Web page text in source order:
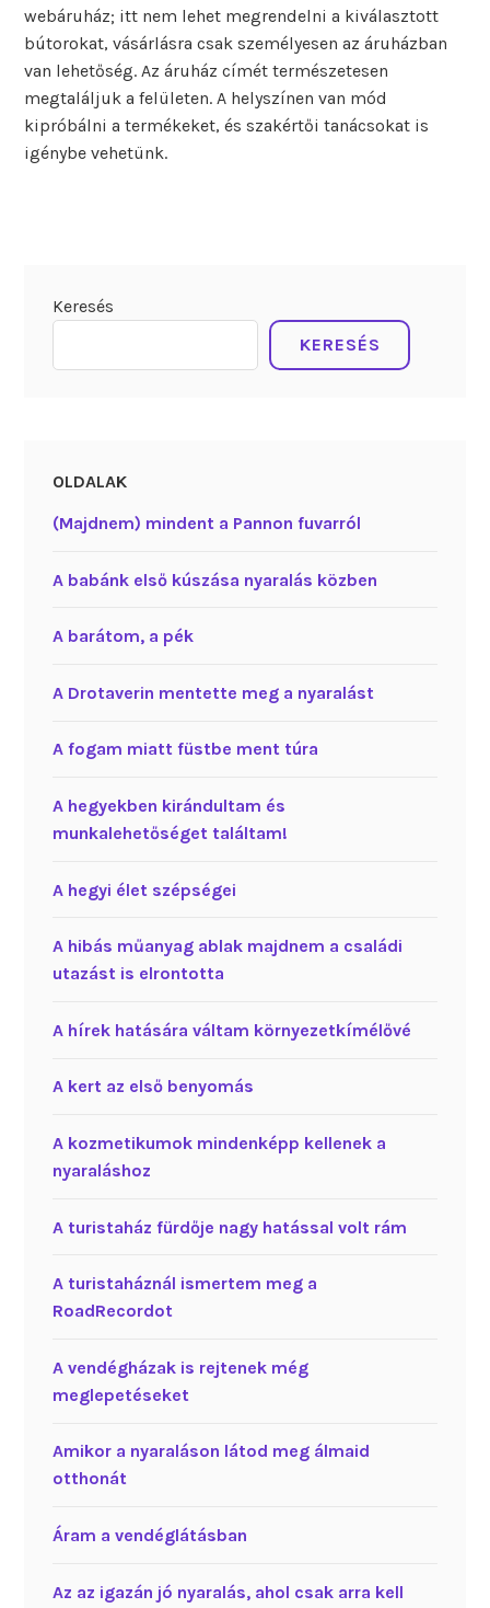
webáruház; itt nem lehet megrendelni a kiválasztott
bútorokat, vásárlásra csak személyesen az áruházban
van lehetőség. Az áruház címét természetesen
megtaláljuk a felületen. A helyszínen van mód
kipróbálni a termékeket, és szakértői tanácsokat is
igénybe vehetünk.
Keresés
KERESÉS
OLDALAK
(Majdnem) mindent a Pannon fuvarról
A babánk első kúszása nyaralás közben
A barátom, a pék
A Drotaverin mentette meg a nyaralást
A fogam miatt füstbe ment túra
A hegyekben kirándultam és
munkalehetőséget találtam!
A hegyi élet szépségei
A hibás műanyag ablak majdnem a családi
utazást is elrontotta
A hírek hatására váltam környezetkímélővé
A kert az első benyomás
A kozmetikumok mindenképp kellenek a
nyaraláshoz
A turistaház fürdője nagy hatással volt rám
A turistaháznál ismertem meg a
RoadRecordot
A vendégházak is rejtenek még
meglepetéseket
Amikor a nyaraláson látod meg álmaid
otthonát
Áram a vendéglátásban
Az az igazán jó nyaralás, ahol csak arra kell